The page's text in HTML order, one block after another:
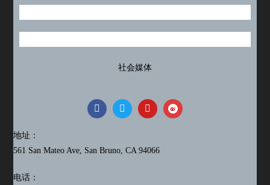
社会媒体
地址：
561 San Mateo Ave, San Bruno, CA 94066
电话：